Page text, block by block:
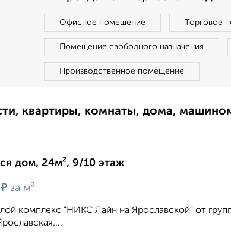
Офисное помещение Торговое
Помещение свободного назначения
Производственное помещение
квартиры, комнаты, дома,
дом, 24м², 9/10 этаж
₽ за м²
комплекс "НИКС Лайн на Ярославской" от